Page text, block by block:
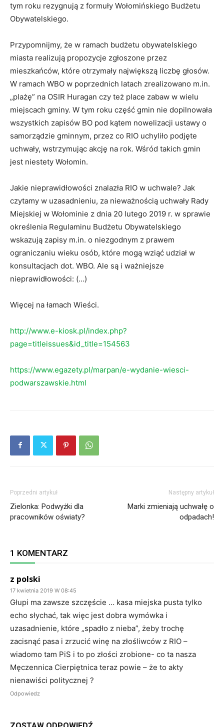
tym roku rezygnują z formuły Wołomińskiego Budżetu
Obywatelskiego.
Przypomnijmy, że w ramach budżetu obywatelskiego
miasta realizują propozycje zgłoszone przez
mieszkańców, które otrzymały największą liczbę głosów.
W ramach WBO w poprzednich latach zrealizowano m.in.
„plażę” na OSIR Huragan czy też place zabaw w wielu
miejscach gminy. W tym roku część gmin nie dopilnowała
wszystkich zapisów BO pod kątem nowelizacji ustawy o
samorządzie gminnym, przez co RIO uchyliło podjęte
uchwały, wstrzymując akcję na rok. Wśród takich gmin
jest niestety Wołomin.
Jakie nieprawidłowości znalazła RIO w uchwale? Jak
czytamy w uzasadnieniu, za nieważnością uchwały Rady
Miejskiej w Wołominie z dnia 20 lutego 2019 r. w sprawie
określenia Regulaminu Budżetu Obywatelskiego
wskazują zapisy m.in. o niezgodnym z prawem
ograniczaniu wieku osób, które mogą wziąć udział w
konsultacjach dot. WBO. Ale są i ważniejsze
nieprawidłowości: (…)
Więcej na łamach Wieści.
http://www.e-kiosk.pl/index.php?
page=titleissues&id_title=154563
https://www.egazety.pl/marpan/e-wydanie-wiesci-
podwarszawskie.html
Poprzedni artykuł
Zielonka: Podwyżki dla
pracowników oświaty?
Następny artykuł
Marki zmieniają uchwałę o
odpadach!
1 KOMENTARZ
z polski
17 kwietnia 2019 W 08:45
Głupi ma zawsze szczęście … kasa miejska pusta tylko
echo słychać, tak więc jest dobra wymówka i
uzasadnienie, które „spadło z nieba”, żeby trochę
zacisnąć pasa i zrzucić winę na złośliwców z RIO –
wiadomo tam PiS i to po złości zrobione- co ta nasza
Męczennica Cierpiętnica teraz powie – że to akty
nienawiści politycznej ?
Odpowiedz